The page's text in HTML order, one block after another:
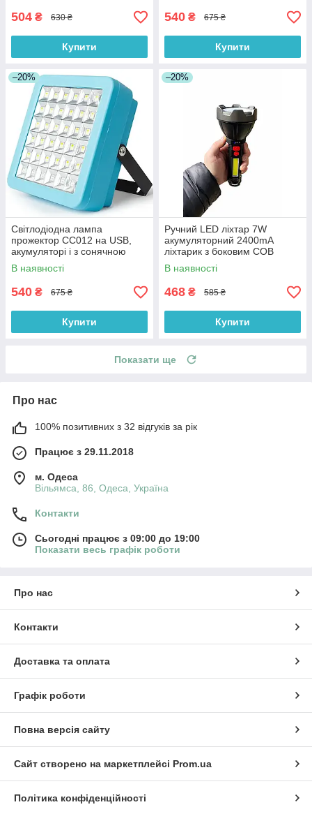
504 ₴ 630 ₴
Купити
540 ₴ 675 ₴
Купити
–20%
Світлодіодна лампа
прожектор СС012 на USB,
акумуляторі і з сонячною
панеллю 100 Вт,
В наявності
540 ₴ 675 ₴
Купити
–20%
Ручний LED ліхтар 7W
акумуляторний 2400mA
ліхтарик з боковим COB
світильником USB зарядка
Gold Silver GS-845
В наявності
468 ₴ 585 ₴
Купити
Показати ще
Про нас
100% позитивних з 32 відгуків за рік
Працює з 29.11.2018
м. Одеса
Вільямса, 86, Одеса, Україна
Контакти
Сьогодні працює з 09:00 до 19:00
Показати весь графік роботи
Про нас
Контакти
Доставка та оплата
Графік роботи
Повна версія сайту
Сайт створено на маркетплейсі Prom.ua
Політика конфіденційності